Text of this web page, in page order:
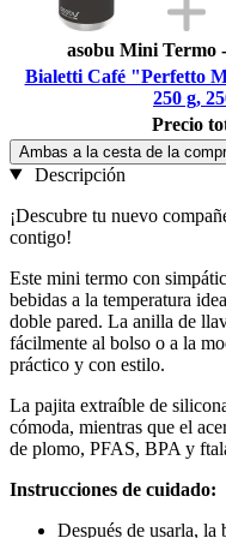
asobu Mini Termo
Bialetti Café "Perfetto
250 g,
Precio
Ambas a la cesta de la
Descripción
¡Descubre tu nuevo
contigo!
Este mini termo con
bebidas a la temperatura
doble pared. La anilla de
fácilmente al bolso o a la
práctico y con estilo.
La pajita extraíble de
cómoda, mientras que el
de plomo, PFAS, BPA y
Instrucciones de cuidado:
Después de usarla, la